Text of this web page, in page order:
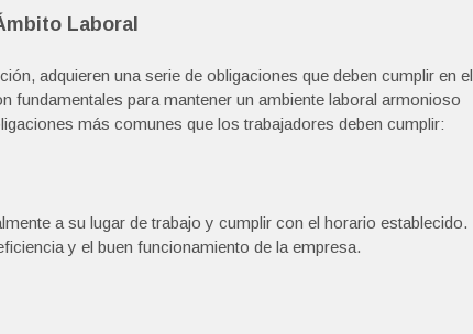
Laboral
adquieren una serie de obligaciones que deben cumplir en el
para mantener un ambiente laboral armonioso
más comunes que los trabajadores deben cumplir:
a su lugar de trabajo y cumplir con el horario establecido.
y el buen funcionamiento de la empresa.